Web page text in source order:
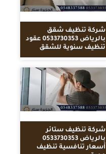
شركة تنظيف شقق
بالرياض 0533730353 عقود
تنظيف سنوية للشقق
شركة تنظيف ستائر
بالرياض 0533730353
أسعار تنافسية تنظيف